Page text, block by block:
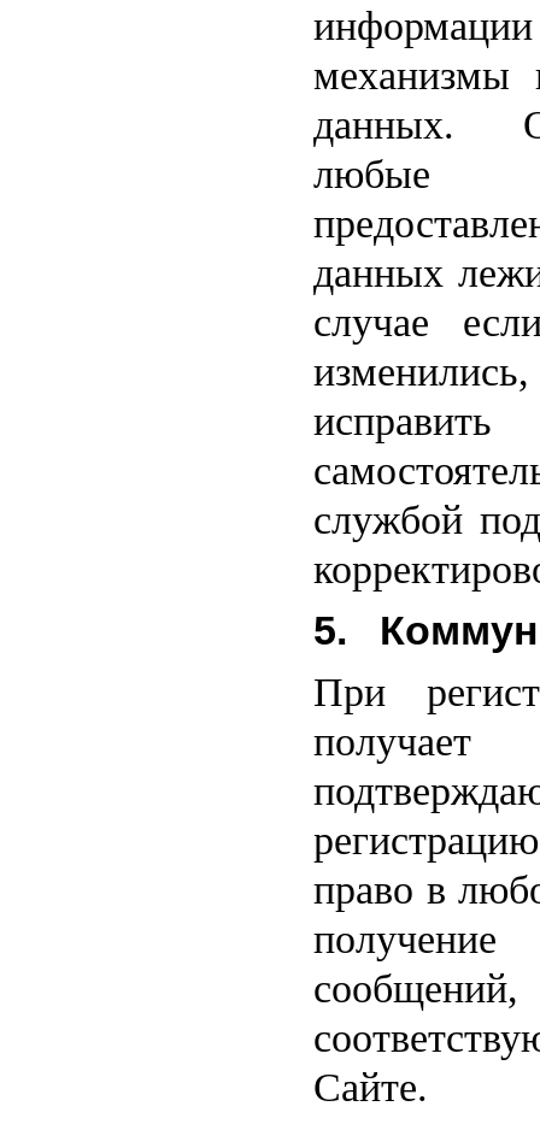
механизмы
данных.
любые
данных
случае
службой
5.
При
право в
Сайте.